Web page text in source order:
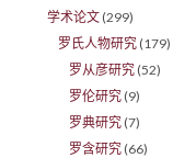
学术论文 (299)
罗氏人物研究 (179)
罗从彦研究 (52)
罗伦研究 (9)
罗典研究 (7)
罗含研究 (66)